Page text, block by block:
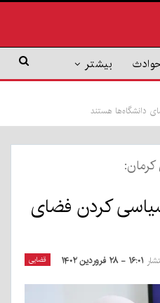
بیشتر
دانشگاه‌ها هستند
کردن فضای
قضایی ۱۶:۰۱ - ۲۸ فروردین ۱۴۰۲